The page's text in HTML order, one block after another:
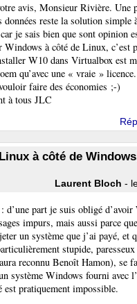
avis, Monsieur Rivière.
données reste la solution simple
je sais bien que sont opinion
Windows à côté de Linux, c’est
W10 dans Virtualbox est
qu’avec une « vraie »
faire des économies ;-)
à tous JLC
à côté de
Laurent Bloch -
d’une part je suis obligé
impurs, mais aussi parce
un système que j’ai payé, et
stupide,
reconnu Benoît Hamon), se
système Windows fourni avec
est pratiquement impossible.